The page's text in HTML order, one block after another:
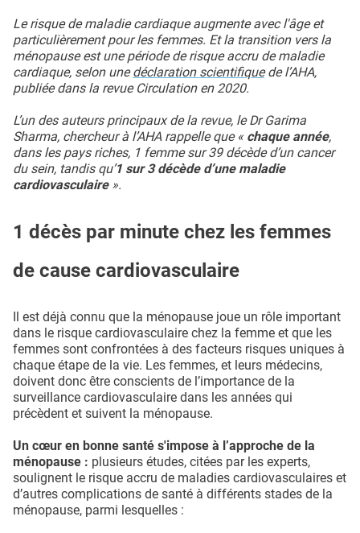
Le risque de maladie cardiaque augmente avec l'âge et
particulièrement pour les femmes. Et la transition vers la
ménopause est une période de risque accru de maladie
cardiaque, selon unedéclaration scientifiquede l’AHA,
publiée dans la revue Circulation en 2020.
L’un des auteurs principaux de la revue, le Dr Garima
Sharma, chercheur à l’AHA rappelle que « chaque année,
dans les pays riches, 1 femme sur 39 décède d’un cancer
du sein, tandis qu’1 sur 3 décède d’une maladie
cardiovasculaire».
1 décès par minute chez les femmes
de cause cardiovasculaire
Il est déjà connu que la ménopause joue un rôle important
dans le risque cardiovasculaire chez la femme et que les
femmes sont confrontées à des facteurs risques uniques à
chaque étape de la vie. Les femmes, et leurs médecins,
doivent donc être conscients de l’importance de la
surveillance cardiovasculaire dans les années qui
précèdent et suivent la ménopause.
Un cœur en bonne santé s'impose à l’approche de la
ménopause : plusieurs études, citées par les experts,
soulignent le risque accru de maladies cardiovasculaires et
d’autres complications de santé à différents stades de la
ménopause, parmi lesquelles :